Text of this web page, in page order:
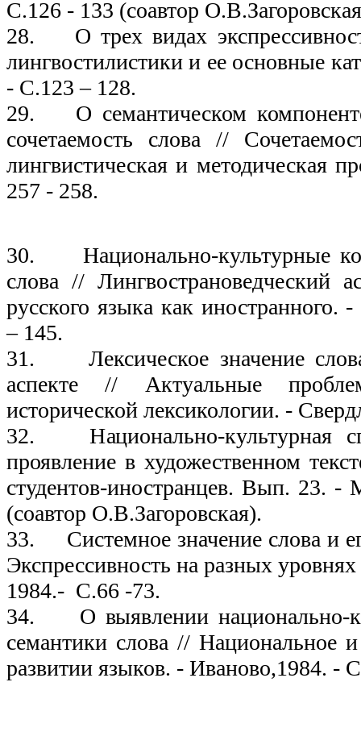
С.126 - 133 (соавтор
28. О трех видах
лингвостилистики и ее основные
- С.123 – 128.
29. О семантическом
сочетаемость слова //
лингвистическая и методическая
257 - 258.
30. Национально-культурные
слова // Лингвострановедческий
русского языка как
– 145.
31. Лексическое значение
аспекте // Актуальные
исторической лексикологии. -
32. Национально-культурная
проявление в художественном
студентов-иностранцев. Вып. 23.
(соавтор О.В.Загоровская).
33. Системное значение слова и
Экспрессивность на разных
1984.- С.66 -73.
34. О выявлении национально-
семантики слова // Национальное
развитии языков. - Иваново,1984. -